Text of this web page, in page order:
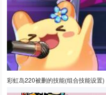
彩虹岛220被删的技能(组合技能设置)